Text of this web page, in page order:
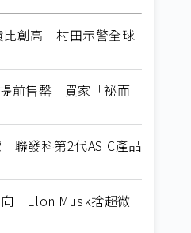
比創高 村田示警全球
前售罄 買家「祕而
聯發科第2代ASIC產品
向 Elon Musk捨超微